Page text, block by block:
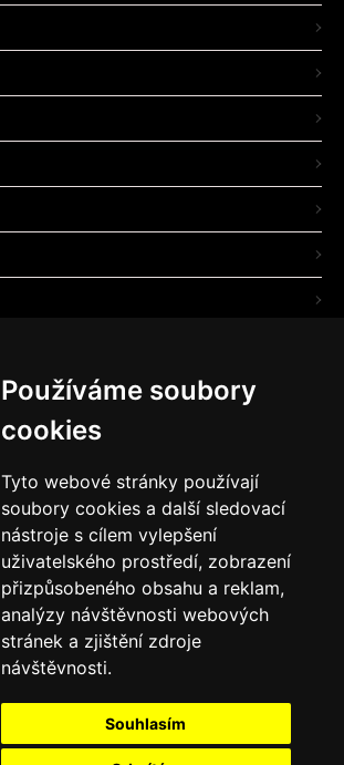
Používáme soubory
cookies
Tyto webové stránky používají
soubory cookies a další sledovací
nástroje s cílem vylepšení
uživatelského prostředí, zobrazení
přizpůsobeného obsahu a reklam,
analýzy návštěvnosti webových
stránek a zjištění zdroje
návštěvnosti.
Souhlasím